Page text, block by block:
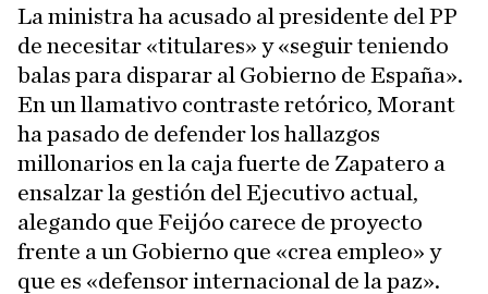
La ministra ha acusado al presidente del PP
de necesitar «titulares» y «seguir teniendo
balas para disparar al Gobierno de España».
En un llamativo contraste retórico, Morant
ha pasado de defender los hallazgos
millonarios en la caja fuerte de Zapatero a
ensalzar la gestión del Ejecutivo actual,
alegando que Feijóo carece de proyecto
frente a un Gobierno que «crea empleo» y
que es «defensor internacional de la paz».